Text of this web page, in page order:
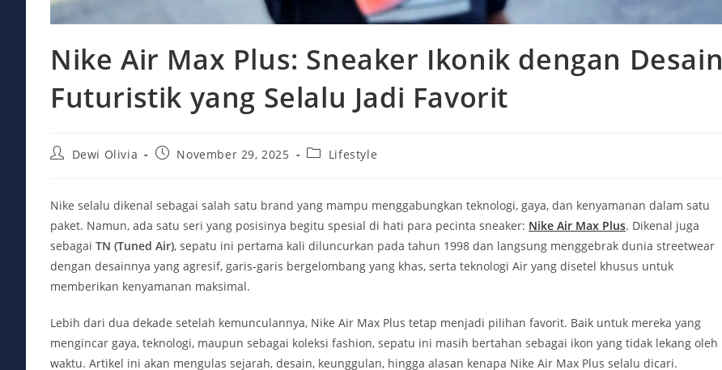
Nike Air Max Plus: Sneaker Ikonik dengan Desain
Futuristik yang Selalu Jadi Favorit
PostDewi Olivia
PostNovember 29, 2025
PostLifestyle
Nike selalu dikenal sebagai salah satu brand yang mampu menggabungkan teknologi, gaya, dan kenyamanan dalam satu
paket. Namun, ada satu seri yang posisinya begitu spesial di hati para pecinta sneaker: Nike Air Max Plus. Dikenal juga
sebagai TN (Tuned Air), sepatu ini pertama kali diluncurkan pada tahun 1998 dan langsung menggebrak dunia streetwear
dengan desainnya yang agresif, garis-garis bergelombang yang khas, serta teknologi Air yang disetel khusus untuk
memberikan kenyamanan maksimal.
Lebih dari dua dekade setelah kemunculannya, Nike Air Max Plus tetap menjadi pilihan favorit. Baik untuk mereka yang
mengincar gaya, teknologi, maupun sebagai koleksi fashion, sepatu ini masih bertahan sebagai ikon yang tidak lekang oleh
waktu. Artikel ini akan mengulas sejarah, desain, keunggulan, hingga alasan kenapa Nike Air Max Plus selalu dicari.